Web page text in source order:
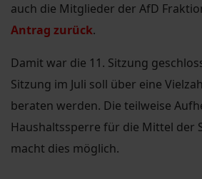
auch die Mitglieder der AfD
Antrag zurück.
Damit war die 11. Sitzung
Sitzung im Juli soll über eine
beraten werden. Die teilweise
Haushaltssperre für die Mittel der
macht dies möglich.